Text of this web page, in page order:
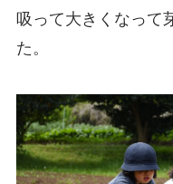
吸って大きくなって
た。